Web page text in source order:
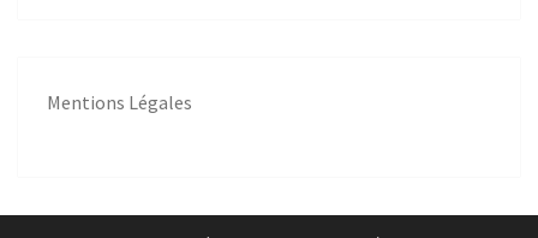
Mentions Légales